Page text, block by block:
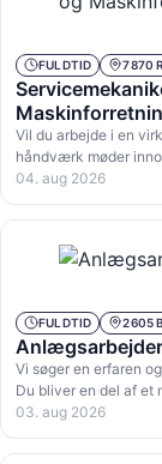
FULDTID 7870
Vil du arbejde i en
håndværk møder
04. aug 2026
FULDTID 2605
Vi søger en erfaren
Du bliver en del af et
03. aug 2026